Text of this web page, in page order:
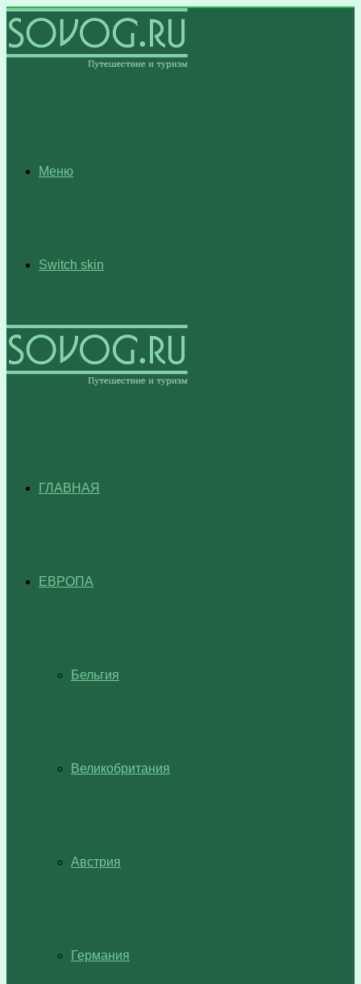
Меню
Switch skin
ГЛАВНАЯ
ЕВРОПА
Бельгия
Великобритания
Австрия
Германия